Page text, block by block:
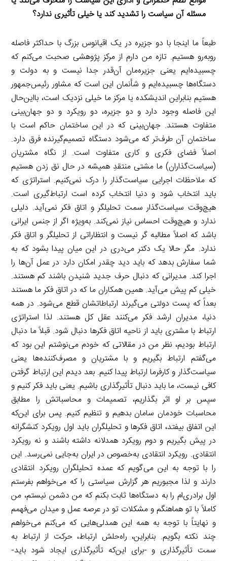
مسئله آن سیاست را تشدید کند یا خیلی تأثیری ندارد؟
طبعاً ما اینجا با دو جزیره در یک اقیانوس بزرگ با حداکثر فاصله
روبه‌رو هستیم. تازه من دارم از مرکز پژوهشی صحبت می‌کنم که
چسبیده‌ایم یعنی جزیره‌مان آن‌قدر جدا نیست و به دولت و
دستگاه‌ها چسبیده‌ایم و شأنمان این است که مشاور رئیس‌جمهور
هستیم بنابراین اندیشکده یا مرکز ما خیلی نزدیک است، بااین‌حال
این فاصله وجود دارد و دو جزیره، دو رویکرد و دو جهان‌بینی
متفاوت هستند. جهان‌بینی که در این ساختمان حاکم است با
ساختمان آن طرف‌تر که می‌شود دستگاه تصمیم‌گیرنده فرق دارد.
اصلاً فضای فکری و کاری متفاوت است. از نگاه مشتریان
(سیاست‌گذاران) ما مشتی منتقدِ همیشه در حال نق زدن هستیم
که ملاحظات اجرایی سیاست‌گذار را درک نمی‌کنیم. استراتژی که
باید انتخاب شود و دنیا انتخاب کرده است ارتباط‌گیری است.
هیچ‌وقت سیاست‌گذار سمت تحلیلگر و اتاق فکر نمی‌آید. دلیلی
ندارد و هیچ‌وقت احساس نیاز نمی‌کند. به‌ویژه اگر از جنس ایرانی
باشد که اصلاً مطالبه گر نیست و انتظاراتی از تحلیلگر و اتاق فکر
ندارد. مگر حالا یک دکتر می‌دری در این میان پیدا بشود که به
شما سفارش بدهد که باید دید چقدر امکان دارد در عمل آن‌ها را
اجرا کند. مدیرانی که دنبال حرف جدید شنیدن باشند کم هستند.
خیلی کم پیش می‌آید. همین همکاران ما که در اتاق فکر ما هستند
بعداً که پست دولتی می‌گیرند ارتباطاتشان قطع می‌شود. در همه
دنیا، مدیران ارشد فکر می‌کنند عقل کل هستند. لذا استراتژی
ارتباط با مشتری باید از ناحیه اتاق فکرها دنبال شود. قبلاً ما دنبال
ارتباط بودیم، نظر من در مقالاتی که خودم می‌نوشتم این بود که
می‌گفتم ارتباط بگیریم و با مشتریان و مصرف‌کننده‌ها یعنی
سیاست‌گذار و کارفرما ارتباط پیدا کنیم. بعد دیدم این ارتباط گرفتن
کافی نیست، ما باید دنبال تأثیرگذاری باشیم. یعنی باید فکر کنیم و
سپس بر او اثر بگذاریم، تصمیمات و محاسباتش را مطابق
محاسبات خودمان سامان بدهیم و تنظیم کنیم. پس برای این‌که
این اتفاق بیفتد، اتاق فکرها و تحلیلگران باید اول رویکرد کنشگرانه
در پیش بگیریم و دوم رویکرد همدلانه داشته باشند و نه رویکرد
انتقادی. رویکرد انتقادی به‌خصوص در ایران به‌جایی نمی‌رسد. این
را با توجه به این می‌گویم که عمده تحلیلگران رویکرد انتقادی
دارند و لذا مجبوریم هر گزارش سیاستی را که می‌خواهم بفرستم
اول برادری‌ام را به دستگاه‌ها ثابت بکنم که من دشمن نیستم، من
کاملاً با تو هماهنگم و مشکلات تو در عرصه عمل و میدان می‌فهمم
و نهایتاً با توجه به همه این همدلی‌هایی که می‌کنم می‌خواهم
چند نکته بگویم. بنابراین، راه‌حلش ارتباط، حرکت از ارتباط به
سمت تأثیرگذاری و -برای این‌که تأثیرگذاری ایجاد شود باید-